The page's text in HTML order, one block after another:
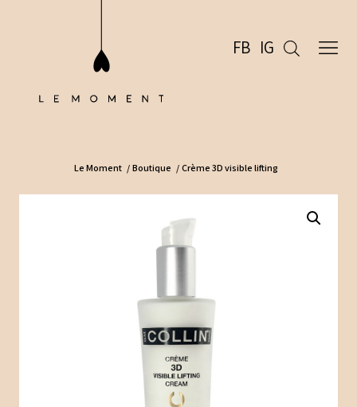
FB IG
Le Moment / Boutique / Crème 3D visible lifting